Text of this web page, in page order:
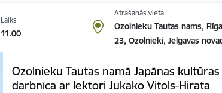
Laiks
11.00
Atrašanās vieta
Ozolnieku Tautas nams,
23, Ozolnieki, Jelgavas
Ozolnieku Tautas namā Japānas kultūras
darbnīca ar lektori Jukako Vitols-Hirata